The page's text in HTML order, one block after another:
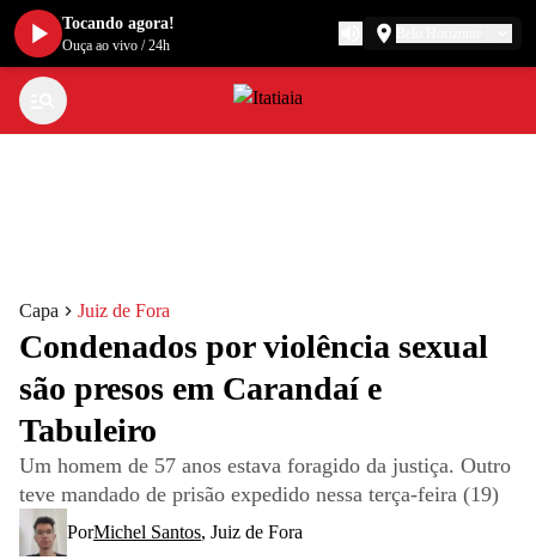
Capa Juiz de Fora
Condenados por violência sexual
são presos em Carandaí e
Tabuleiro
Um homem de 57 anos estava foragido da justiça. Outro
teve mandado de prisão expedido nessa terça-feira (19)
PorMichel Santos, Juiz de Fora
Tocando agora!
Ouça ao vivo /24h